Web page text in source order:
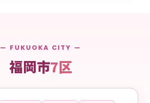
— FUKUOKA CITY —
福岡市7区